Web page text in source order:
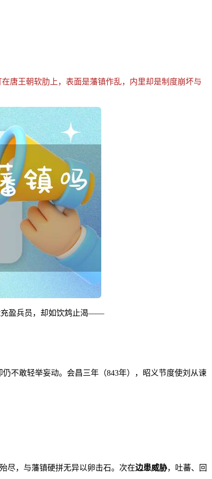
唐王朝软肋上，表面是藩镇作乱，内里却是制度崩坏与
充盈兵员，却如饮鸩止渴——
不敢轻举妄动。会昌三年（843年），昭义节度使刘从谏
尽，与藩镇硬拼无异以卵击石。次在边患威胁，吐蕃、回